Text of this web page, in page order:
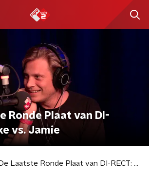
Ronde Plaat van DI-
vs. Jamie
De Laatste Ronde Plaat van DI-RECT: Spike vs. Jamie